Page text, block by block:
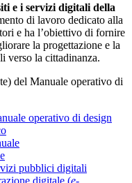
e i servizi digitali della
di lavoro dedicato alla
e ha l’obiettivo di fornire
la progettazione e la
verso la cittadinanza.
del Manuale operativo di
operativo di design
pubblici digitali
digitale (e-